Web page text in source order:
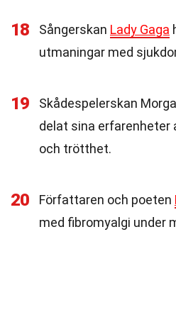
18 Sångerskan Lady Gaga
utmaningar med
19
Skådespelerskan
delat sina
och trötthet.
20 Författaren och poeten
med fibromyalgi under